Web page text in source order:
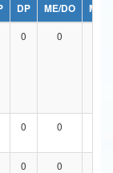
DP ME/DO
MP/
0 0
0 0
0 0